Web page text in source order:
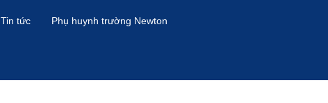
Tin tức Phụ huynh trường Newton